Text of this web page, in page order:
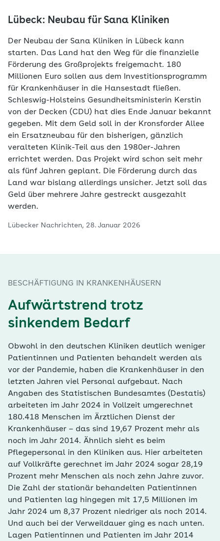
Lübeck: Neubau für Sana Kliniken
Der Neubau der Sana Kliniken in Lübeck kann
starten. Das Land hat den Weg für die finanzielle
Förderung des Großprojekts freigemacht. 180
Millionen Euro sollen aus dem Investitionsprogramm
für Krankenhäuser in die Hansestadt fließen.
Schleswig-Holsteins Gesundheitsministerin Kerstin
von der Decken (CDU) hat dies Ende Januar bekannt
gegeben. Mit dem Geld soll in der Kronsforder Allee
ein Ersatzneubau für den bisherigen, gänzlich
veralteten Klinik-Teil aus den 1980er-Jahren
errichtet werden. Das Projekt wird schon seit mehr
als fünf Jahren geplant. Die Förderung durch das
Land war bislang allerdings unsicher. Jetzt soll das
Geld über mehrere Jahre gestreckt ausgezahlt
werden.
Lübecker Nachrichten, 28. Januar 2026
BESCHÄFTIGUNG IN KRANKENHÄUSERN
Aufwärtstrend trotz
sinkendem Bedarf
Obwohl in den deutschen Kliniken deutlich weniger
Patientinnen und Patienten behandelt werden als
vor der Pandemie, haben die Krankenhäuser in den
letzten Jahren viel Personal aufgebaut. Nach
Angaben des Statistischen Bundesamtes (Destatis)
arbeiteten im Jahr 2024 in Vollzeit umgerechnet
180.418 Menschen im Ärztlichen Dienst der
Krankenhäuser – das sind 19,67 Prozent mehr als
noch im Jahr 2014. Ähnlich sieht es beim
Pflegepersonal in den Kliniken aus. Hier arbeiteten
auf Vollkräfte gerechnet im Jahr 2024 sogar 28,19
Prozent mehr Menschen als noch zehn Jahre zuvor.
Die Zahl der stationär behandelten Patientinnen
und Patienten lag hingegen mit 17,5 Millionen im
Jahr 2024 um 8,37 Prozent niedriger als noch 2014.
Und auch bei der Verweildauer ging es nach unten.
Lagen Patientinnen und Patienten im Jahr 2014